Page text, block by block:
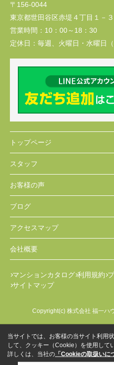
〒156-0044
東京都世田谷区赤堤４丁目１－３
営業時間： 10：00～18：30
定休日： 毎週、火曜日・水曜日
トップページ
スタッフ
お客様の声
ブログ
アクセスマップ
会社概要
マンションカタログ 利用規約
サイトマップ
Copyright(c) 株式会社 福一ハ
当サイトでは、お客様の当サイト利用
して、クッキー（Cookie）を使用して
詳しくは、当社の 「Cookieの取扱いに